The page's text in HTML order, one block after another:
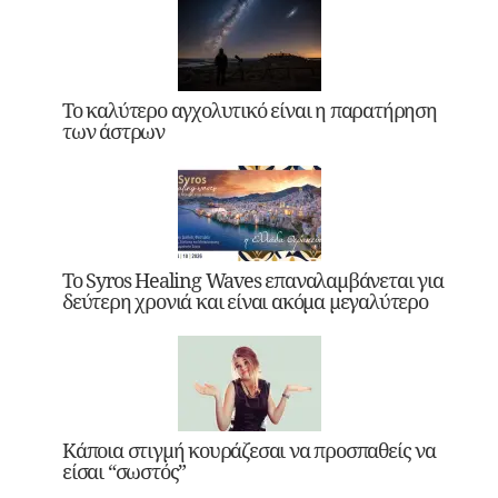
Το καλύτερο αγχολυτικό είναι η παρατήρηση
των άστρων
Το Syros Healing Waves επαναλαμβάνεται για
δεύτερη χρονιά και είναι ακόμα μεγαλύτερο
Κάποια στιγμή κουράζεσαι να προσπαθείς να
είσαι “σωστός”